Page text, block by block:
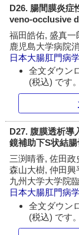
D26. 腸間膜炎
veno-occlusive
福田皓佑, 盛真
鹿児島大学病院
日本大腸肛門病
全文ダウン
(税込) です。
D27. 腹膜透析導
鏡補助下S状結
三渕晴香, 佐田
森山大樹, 仲田興
九州大学大学院
日本大腸肛門病
全文ダウン
(税込) です。